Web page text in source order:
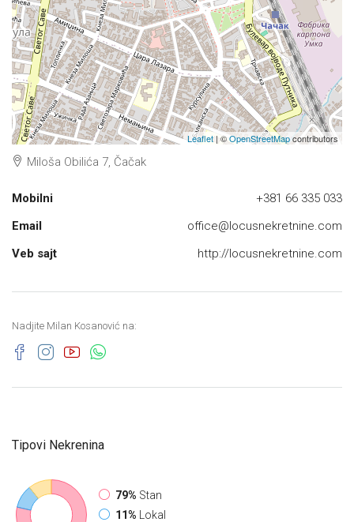
Leaflet | ©OpenStreetMapcontributors
Miloša Obilića 7, Čačak
Mobilni
+381 66 335 033
Email
office@locusnekretnine.com
Veb sajt
http://locusnekretnine.com
Nadjite Milan Kosanović na:
Tipovi Nekrenina
79% Stan
11% Lokal